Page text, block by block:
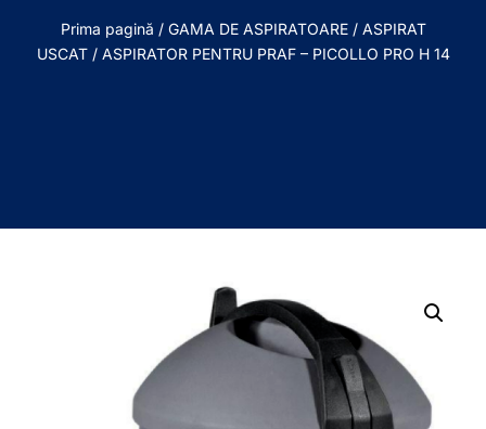
Prima pagină / GAMA DE ASPIRATOARE/ ASPIRAT
USCAT/ ASPIRATOR PENTRU PRAF – PICOLLO PRO H 14